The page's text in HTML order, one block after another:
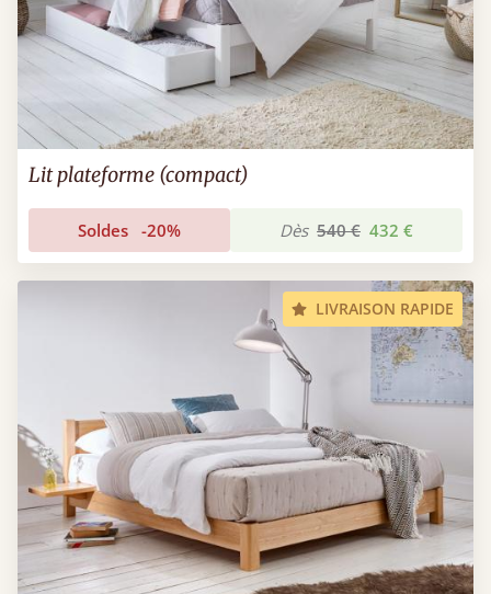
Lit plateforme (compact)
Soldes -20% Dès 540 € 432 €
LIVRAISON RAPIDE